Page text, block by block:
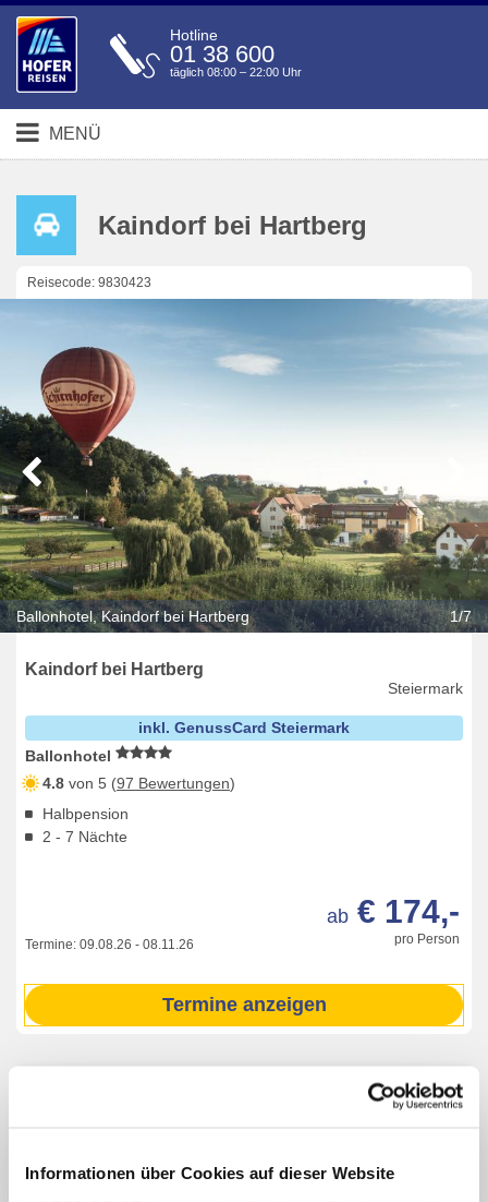
Informationen über Cookies auf dieser Website
Hotline
01 38 600
täglich 08:00 – 22:00 Uhr
MENÜ
Kaindorf bei Hartberg
Reisecode: 9830423
Ballonhotel, Kaindorf bei Hartberg 1/7
Kaindorf bei Hartberg
Steiermark
inkl. GenussCard Steiermark
Ballonhotel
4.8 von 5 (97 Bewertungen)
Halbpension
2 - 7 Nächte
Termine: 09.08.26 - 08.11.26 pro Person
ab € 174,-
Termine anzeigen
Verpflegung: Halbpension mit Frühstücksbuffet, abends